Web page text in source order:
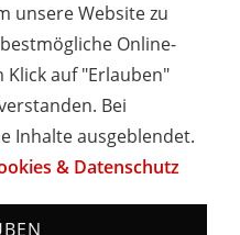
DATENSCHUTZ
AGB
NEWSLETTER
Schwarzwald - Urlaub in
unsere Website zu
Online-
Klick auf "Erlauben"
Bei
Inhalte ausgeblendet.
& Datenschutz